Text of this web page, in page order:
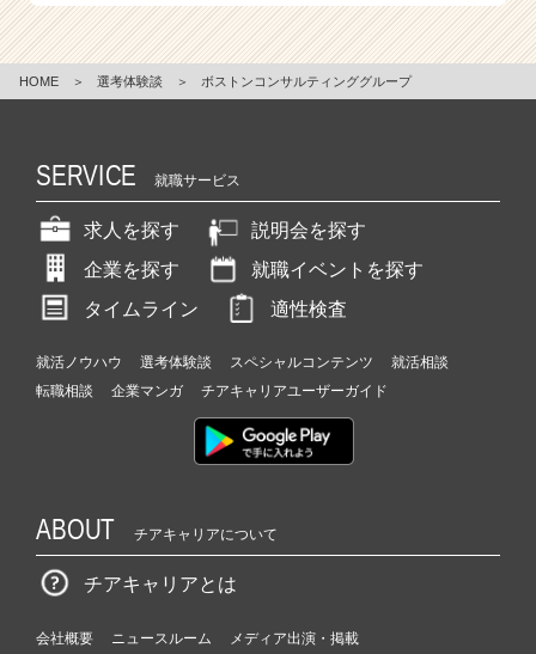
HOME ＞ 選考体験談 ＞ ボストンコンサルティンググループ
SERVICE 就職サービス
求人を探す
説明会を探す
企業を探す
就職イベントを探す
タイムライン
適性検査
就活ノウハウ 選考体験談 スペシャルコンテンツ
就活相談
転職相談
企業マンガ チアキャリアユーザーガイド
ABOUT チアキャリアについて
チアキャリアとは
会社概要 ニュースルーム
メディア出演・掲載